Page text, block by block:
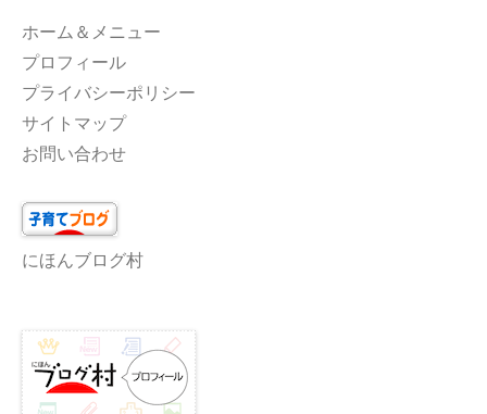
ホーム＆メニュー
プロフィール
プライバシーポリシー
サイトマップ
お問い合わせ
にほんブログ村